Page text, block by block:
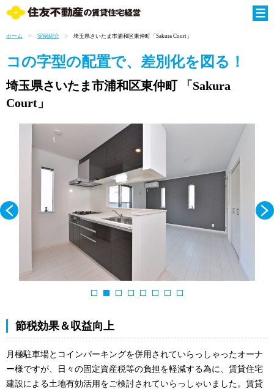
ホーム 実例紹介 埼玉県さいたま市浦和区東仲町「Sakura Court」
コの字型の配置で、差別化を図る！
埼玉県さいたま市浦和区東仲町「Sakura
Court」
節税効果＆収益向上
月極駐車場とコインパーキングを併用されていらっしゃったオーナ
ー様ですが、日々の固定資産税等の負担を軽減する為に、賃貸住宅
建設による土地有効活用をご検討されていらっしゃいました。賃貸